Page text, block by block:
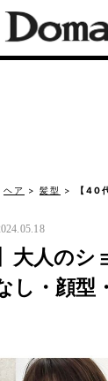
ヘア 髪型 【40
大人のシ
し・顔型